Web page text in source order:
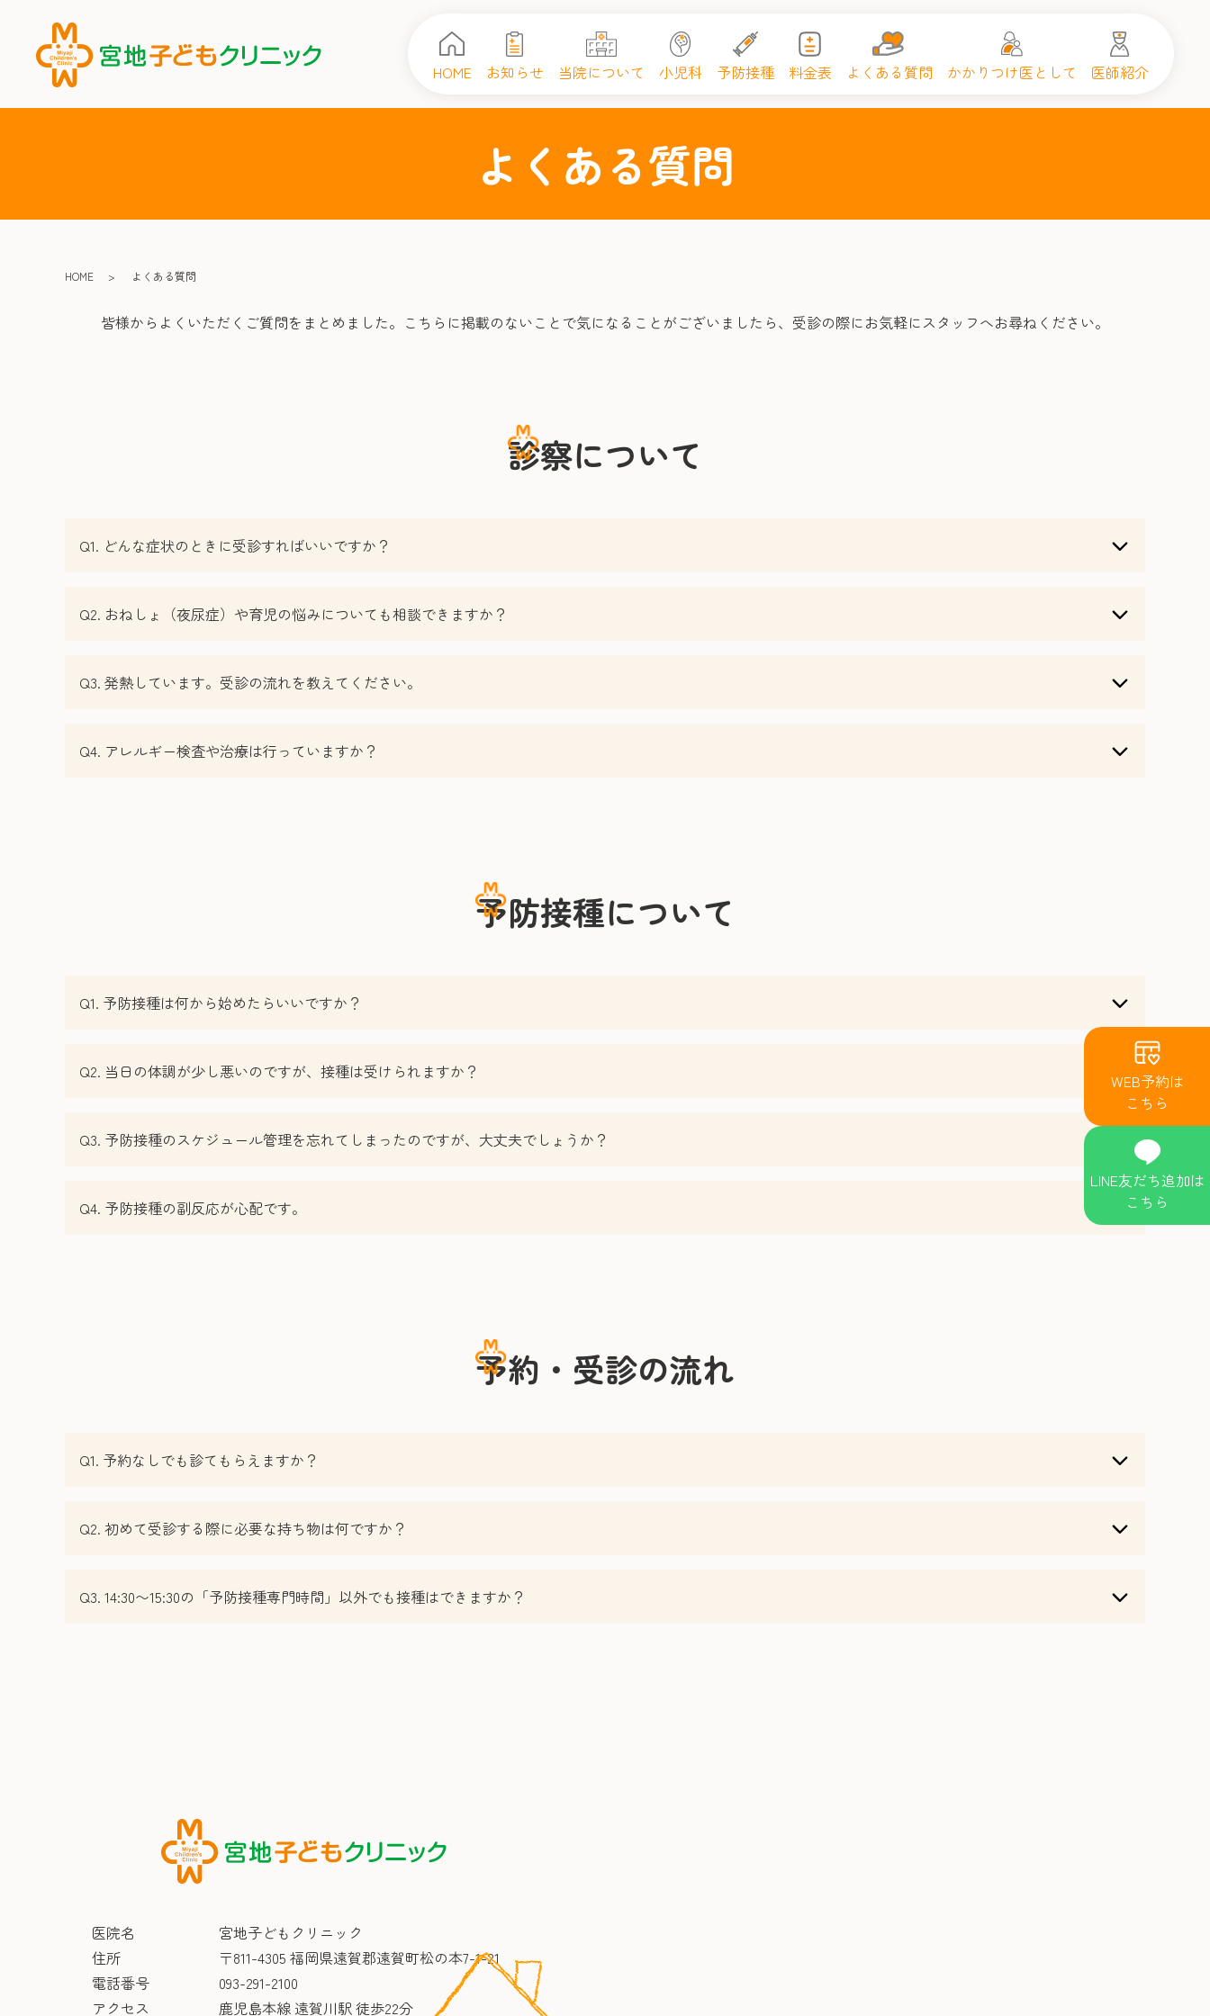
HOME お知らせ 当院について 小児科 予防接種 料金表 よくある質問 かかりつけ医として 医師紹介
WEB予約は
こちら
LINE友だち追加は
こちら
よくある質問
HOME よくある質問
皆様からよくいただくご質問をまとめました。こちらに掲載のないことで気になることがございましたら、受診の際にお気軽にスタッフへお尋ねください。
診察について
Q1. どんな症状のときに受診すればいいですか？
Q2. おねしょ（夜尿症）や育児の悩みについても相談できますか？
Q3. 発熱しています。受診の流れを教えてください。
Q4. アレルギー検査や治療は行っていますか？
予防接種について
Q1. 予防接種は何から始めたらいいですか？
Q2. 当日の体調が少し悪いのですが、接種は受けられますか？
Q3. 予防接種のスケジュール管理を忘れてしまったのですが、大丈夫でしょうか？
Q4. 予防接種の副反応が心配です。
予約・受診の流れ
Q1. 予約なしでも診てもらえますか？
Q2. 初めて受診する際に必要な持ち物は何ですか？
Q3. 14:30〜15:30の「予防接種専門時間」以外でも接種はできますか？
医院名
宮地子どもクリニック
住所
〒811-4305 福岡県遠賀郡遠賀町松の本7-1-21
電話番号
093-291-2100
アクセス
鹿児島本線 遠賀川駅 徒歩22分